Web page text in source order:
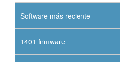
Software más reciente
1401 firmware